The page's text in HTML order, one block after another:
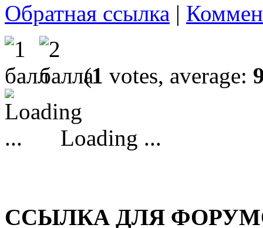
Обратная ссылка |
(1 votes, average:
Loading ...
ССЫЛКА ДЛЯ